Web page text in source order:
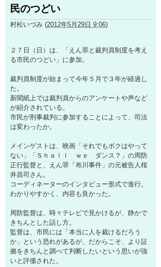
民のつどい
村松いづみ (2012年5月29日 9:06)
２７日（日）は、「えん罪と裁判員制度を考え
る市民のつどい」に参加。
裁判員制度が始まって今年５月で３年が経過し
た。
新聞紙上では裁判員からのアンケートや声など
が紹介されている。
市民が刑事裁判に参加することによって、司法
は変わったか。
メインゲストは、映画「それでもボクはやって
ない」「Ｓｈａｌｌ ｗｅ ダンス？」の周防
正行監督と、えん罪「布川事件」の元被告人桜
井昌司さん。
コーディネーターのインタビュー形式で進行。
わかりやすかく、内容も良かった。
周防監督は、時々テレビで見かけるが、静かで
きちんとした話し方。
監督は、市民には「本当に人を裁けるだろう
か」という恐れがあるが、だからこそ、より証
拠をきちんと調べて判断したいという思いが強
いと評価された。